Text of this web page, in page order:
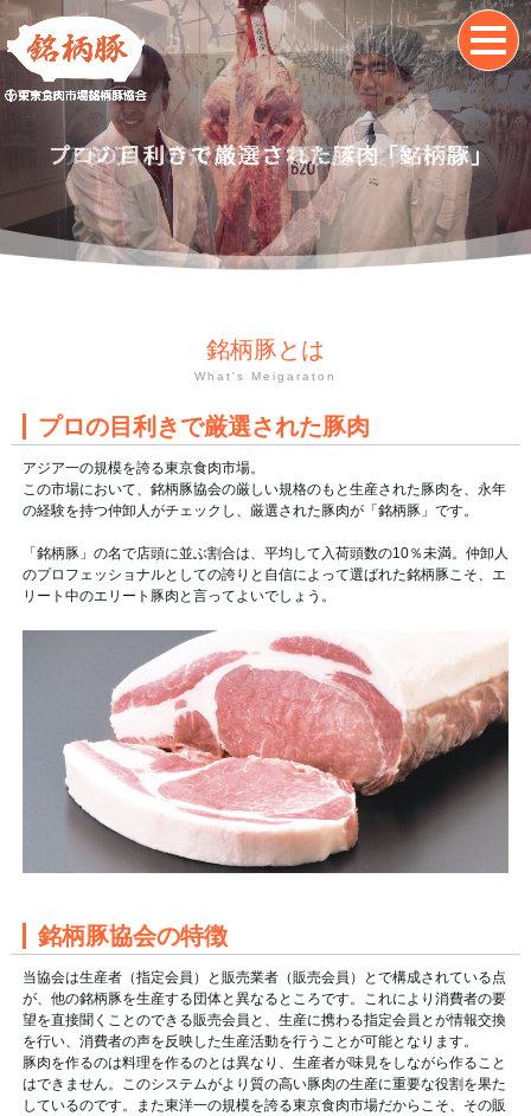
銘柄豚とは
What's Meigaraton
プロの目利きで厳選された豚肉
アジア一の規模を誇る東京食肉市場。
この市場において、銘柄豚協会の厳しい規格のもと生産された豚肉を、永年
の経験を持つ仲卸人がチェックし、厳選された豚肉が「銘柄豚」です。
「銘柄豚」の名で店頭に並ぶ割合は、平均して入荷頭数の10％未満。仲卸人
のプロフェッショナルとしての誇りと自信によって選ばれた銘柄豚こそ、エ
リート中のエリート豚肉と言ってよいでしょう。
銘柄豚協会の特徴
当協会は生産者（指定会員）と販売業者（販売会員）とで構成されている点
が、他の銘柄豚を生産する団体と異なるところです。これにより消費者の要
望を直接聞くことのできる販売会員と、生産に携わる指定会員とが情報交換
を行い、消費者の声を反映した生産活動を行うことが可能となります。
豚肉を作るのは料理を作るのとは異なり、生産者が味見をしながら作ること
はできません。このシステムがより質の高い豚肉の生産に重要な役割を果た
しているのです。また東洋一の規模を誇る東京食肉市場だからこそ、その販